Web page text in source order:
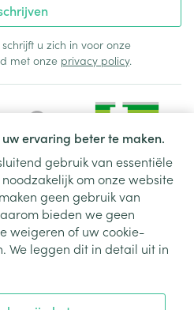
ervaring beter te maken.
gebruik van essentiële
om onze website
geen gebruik van
bieden we geen
weigeren of uw cookie-
We leggen dit in detail uit in
u zich in voor onze
met onze privacy policy.